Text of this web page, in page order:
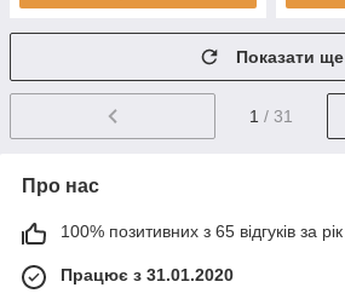
Показати ще
1 / 31
Про нас
100% позитивних з 65 відгуків за рік
Працює з 31.01.2020